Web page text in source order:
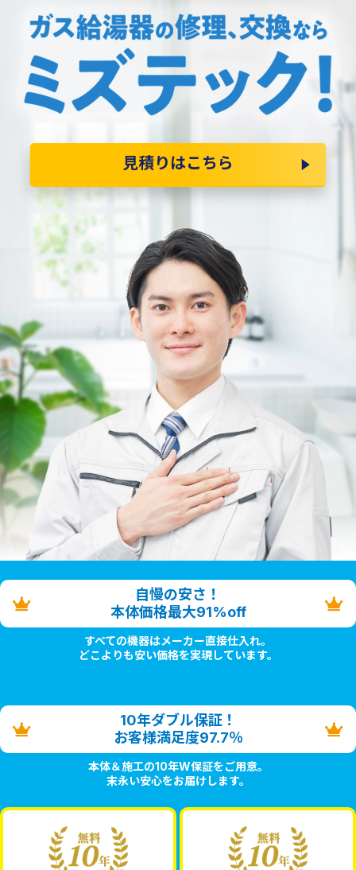
見積りはこちら
自慢の安さ！
本体価格最大91%off
すべての機器はメーカー直接仕入れ。
どこよりも安い価格を実現しています。
10年ダブル保証！
お客様満足度97.7％
本体＆施工の10年W保証をご用意。
末永い安心をお届けします。